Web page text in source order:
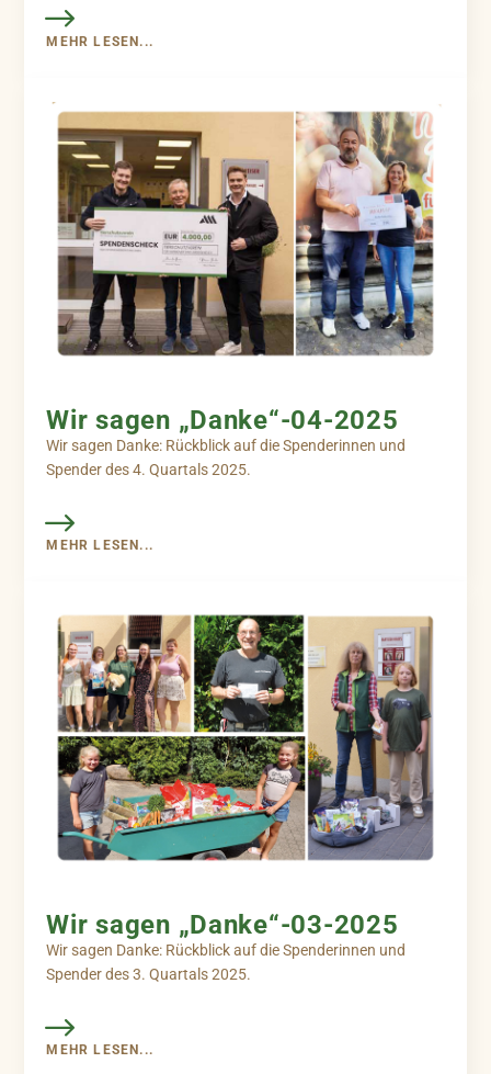
MEHR LESEN...
Wir sagen „Danke“-04-2025
Wir sagen Danke: Rückblick auf die Spenderinnen und
Spender des 4. Quartals 2025.
MEHR LESEN...
Wir sagen „Danke“-03-2025
Wir sagen Danke: Rückblick auf die Spenderinnen und
Spender des 3. Quartals 2025.
MEHR LESEN...